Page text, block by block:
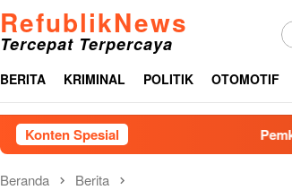
RefublikNews
Tercepat Terpercaya
BERITA KRIMINAL POLITIK OTOMOTIF
Konten Spesial Pemkab Tapanuli
Beranda Berita